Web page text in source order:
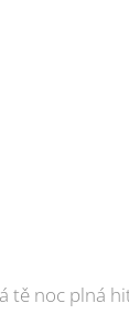
tě noc plná